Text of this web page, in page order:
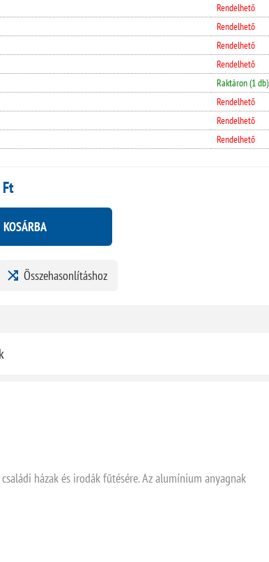
Rendelhető
Rendelhető
Rendelhető
Rendelhető
Raktáron (1 db)
Rendelhető
Rendelhető
Rendelhető
KOSÁRBA
Összehasonlításhoz
házak és irodák fűtésére. Az alumínium anyagnak